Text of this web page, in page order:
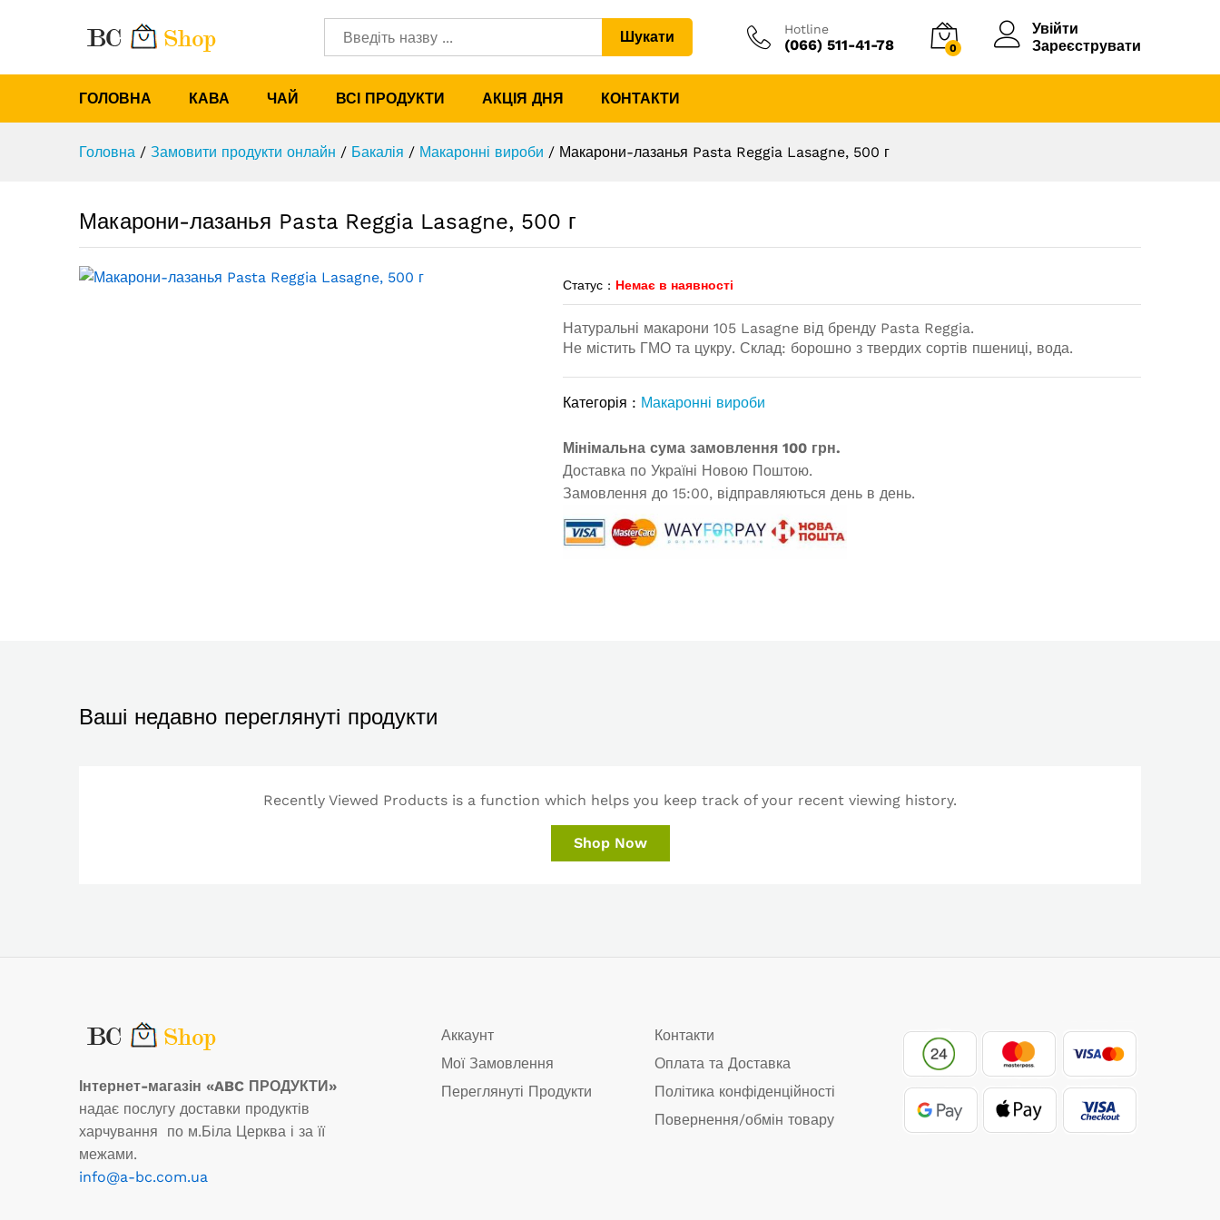
Категорії Шукати Hotline
(066) 511-41-78 0
Увійти
Зареєструвати
ГОЛОВНА КАВА ЧАЙ ВСІ ПРОДУКТИ АКЦІЯ ДНЯ КОНТАКТИ
Головна / Замовити продукти онлайн / Бакалія / Макаронні вироби / Макарони-лазанья Pasta Reggia Lasagne, 500 г
Макарони-лазанья Pasta Reggia Lasagne, 500 г
Статус : Немає в наявності
Натуральні макарони 105 Lasagne від бренду Pasta Reggia.
Не містить ГМО та цукру. Склад: борошно з твердих сортів пшениці, вода.
Категорія : Макаронні вироби
Мінімальна сума замовлення 100 грн.
Доставка по Україні Новою Поштою.
Замовлення до 15:00, відправляються день в день.
Ваші недавно переглянуті продукти
Recently Viewed Products is a function which helps you keep track of your recent viewing history.
Shop Now
Інтернет-магазін «ABC ПРОДУКТИ»
надає послугу доставки продуктів
харчування по м.Біла Церква і за її
межами.
info@a-bc.com.ua
Аккаунт
Мої Замовлення
Переглянуті Продукти
Контакти
Оплата та Доставка
Політика конфіденційності
Повернення/обмін товару